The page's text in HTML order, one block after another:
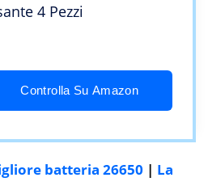
4 Pezzi
Controlla Su Amazon
batteria 26650 | La